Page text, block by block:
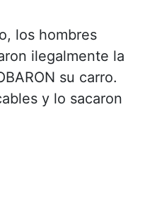
los hombres
ilegalmente la
su carro.
y lo sacaron